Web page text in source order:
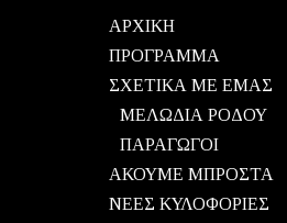
ΑΡΧΙΚΗ
ΠΡΟΓΡΑΜΜΑ
ΣΧΕΤΙΚΑ ΜΕ ΕΜΑΣ
ΜΕΛΩΔΙΑ ΡΟΔΟΥ
ΠΑΡΑΓΩΓΟΙ
ΑΚΟΥΜΕ ΜΠΡΟΣΤΑ
ΝΕΕΣ ΚΥΛΟΦΟΡΙΕΣ